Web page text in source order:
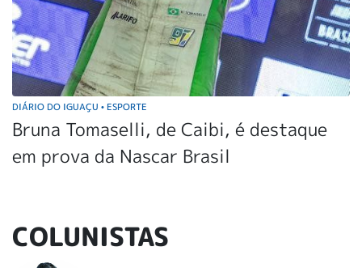
DIÁRIO DO IGUAÇU • ESPORTE
Bruna Tomaselli, de Caibi, é destaque
em prova da Nascar Brasil
COLUNISTAS